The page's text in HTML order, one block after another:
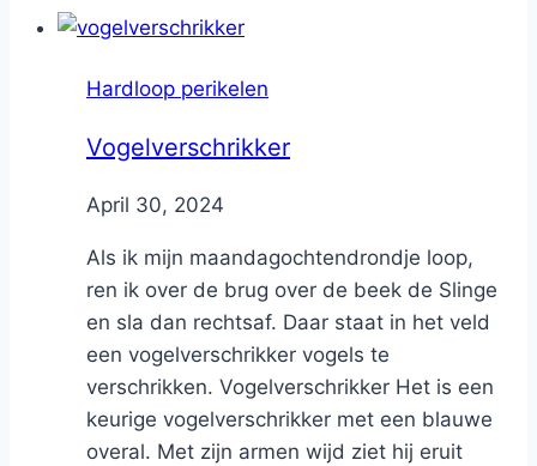
Hardloop perikelen
Vogelverschrikker
ByNicole
April 30, 2024
Als ik mijn maandagochtendrondje loop,
ren ik over de brug over de beek de Slinge
en sla dan rechtsaf. Daar staat in het veld
een vogelverschrikker vogels te
verschrikken. Vogelverschrikker Het is een
keurige vogelverschrikker met een blauwe
overal. Met zijn armen wijd ziet hij eruit